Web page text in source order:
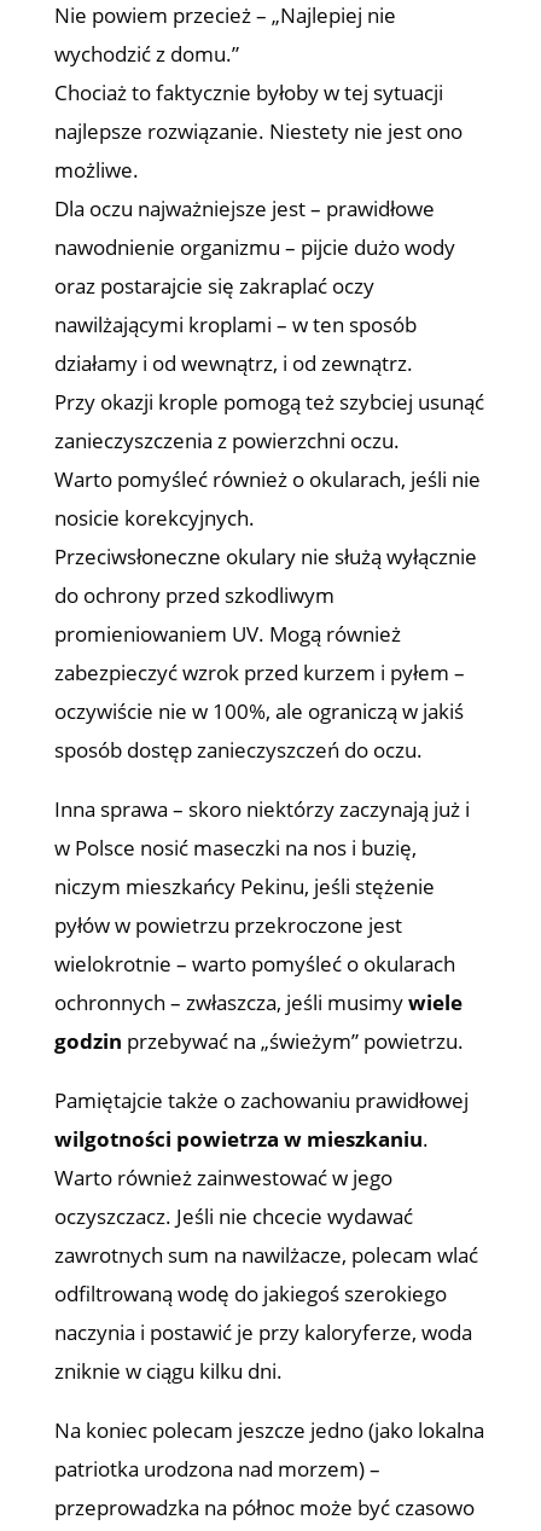
Nie powiem przecież – „Najlepiej nie
wychodzić z domu.”
Chociaż to faktycznie byłoby w tej sytuacji
najlepsze rozwiązanie. Niestety nie jest ono
możliwe.
Dla oczu najważniejsze jest – prawidłowe
nawodnienie organizmu – pijcie dużo wody
oraz postarajcie się zakraplać oczy
nawilżającymi kroplami – w ten sposób
działamy i od wewnątrz, i od zewnątrz.
Przy okazji krople pomogą też szybciej usunąć
zanieczyszczenia z powierzchni oczu.
Warto pomyśleć również o okularach, jeśli nie
nosicie korekcyjnych.
Przeciwsłoneczne okulary nie służą wyłącznie
do ochrony przed szkodliwym
promieniowaniem UV. Mogą również
zabezpieczyć wzrok przed kurzem i pyłem –
oczywiście nie w 100%, ale ograniczą w jakiś
sposób dostęp zanieczyszczeń do oczu.
Inna sprawa – skoro niektórzy zaczynają już i
w Polsce nosić maseczki na nos i buzię,
niczym mieszkańcy Pekinu, jeśli stężenie
pyłów w powietrzu przekroczone jest
wielokrotnie – warto pomyśleć o okularach
ochronnych – zwłaszcza, jeśli musimywiele
godzin przebywać na „świeżym” powietrzu.
Pamiętajcie także o zachowaniu prawidłowej
wilgotności powietrza w mieszkaniu.
Warto również zainwestować w jego
oczyszczacz. Jeśli nie chcecie wydawać
zawrotnych sum na nawilżacze, polecam wlać
odfiltrowaną wodę do jakiegoś szerokiego
naczynia i postawić je przy kaloryferze, woda
zniknie w ciągu kilku dni.
Na koniec polecam jeszcze jedno (jako lokalna
patriotka urodzona nad morzem) –
przeprowadzka na północ może być czasowo